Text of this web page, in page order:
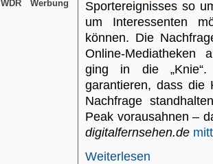
WDR Werbung
Sportereignisses so
um Interessenten
können. Die
Online-Mediatheken
ging in die
garantieren, dass die
Nachfrage
Peak vorausahnen –
digitalfernsehen.de
Weiterlesen